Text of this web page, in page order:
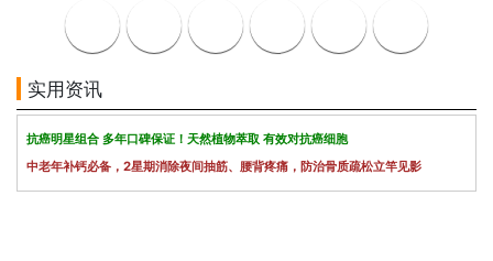
实用资讯
抗癌明星组合 多年口碑保证！天然植物萃取 有效对抗癌细胞
中老年补钙必备，2星期消除夜间抽筋、腰背疼痛，防治骨质疏松立竿见影